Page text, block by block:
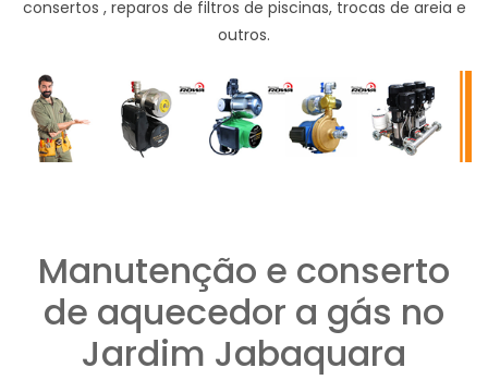
consertos , reparos de filtros de piscinas, trocas de areia e
outros.
Manutenção e conserto
de aquecedor a gás no
Jardim Jabaquara